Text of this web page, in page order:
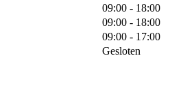
09:00 - 18:00
09:00 - 18:00
09:00 - 17:00
Gesloten